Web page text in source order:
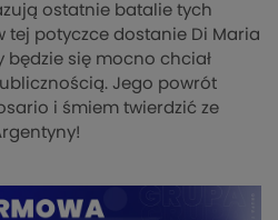
ostatnie batalie tych
tej potyczce dostanie Di Maria
będzie się mocno chciał
Jego powrót
i śmiem twierdzić ze